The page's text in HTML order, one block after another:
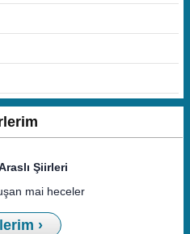
Şiirleri
mai heceler
›